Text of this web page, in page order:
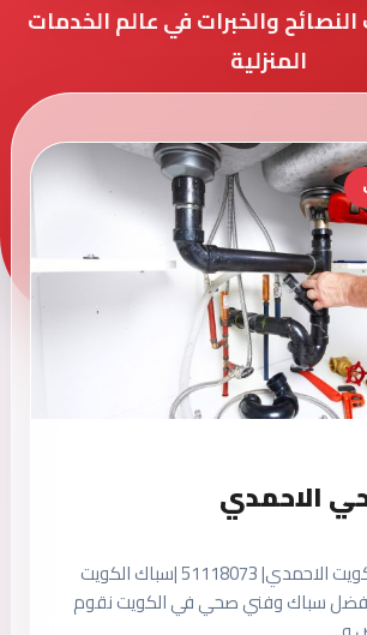
والخبرات في عالم الخدمات
المنزلية
الاحمدي
سباك صحي الكويت الاحمدي| 51118073 |سباك الكويت
سباك وفني صحي في الكويت نقوم